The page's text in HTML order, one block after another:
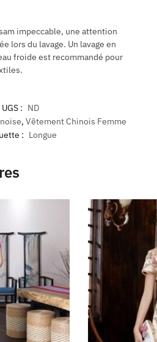
impeccable, une attention
lors du lavage. Un lavage en
froide est recommandé pour
UGS : ND
, Vêtement Chinois Femme
: Longue